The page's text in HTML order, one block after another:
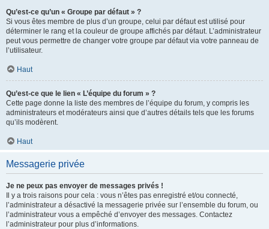
Qu’est-ce qu’un « Groupe par défaut » ?
Si vous êtes membre de plus d’un groupe, celui par défaut est utilisé pour
déterminer le rang et la couleur de groupe affichés par défaut. L’administrateur
peut vous permettre de changer votre groupe par défaut via votre panneau de
l’utilisateur.
Haut
Qu’est-ce que le lien « L’équipe du forum » ?
Cette page donne la liste des membres de l’équipe du forum, y compris les
administrateurs et modérateurs ainsi que d’autres détails tels que les forums
qu’ils modèrent.
Haut
Messagerie privée
Je ne peux pas envoyer de messages privés !
Il y a trois raisons pour cela : vous n’êtes pas enregistré et/ou connecté,
l’administrateur a désactivé la messagerie privée sur l’ensemble du forum, ou
l’administrateur vous a empêché d’envoyer des messages. Contactez
l’administrateur pour plus d’informations.